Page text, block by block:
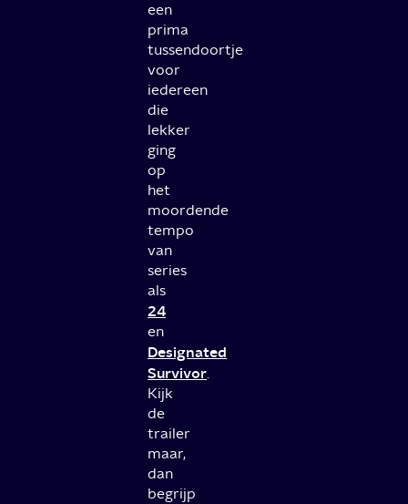
een
prima
tussendoortje
voor
iedereen
die
lekker
ging
op
het
moordende
tempo
van
series
als
24
en
Designated
Survivor.
Kijk
de
trailer
maar,
dan
begrijp